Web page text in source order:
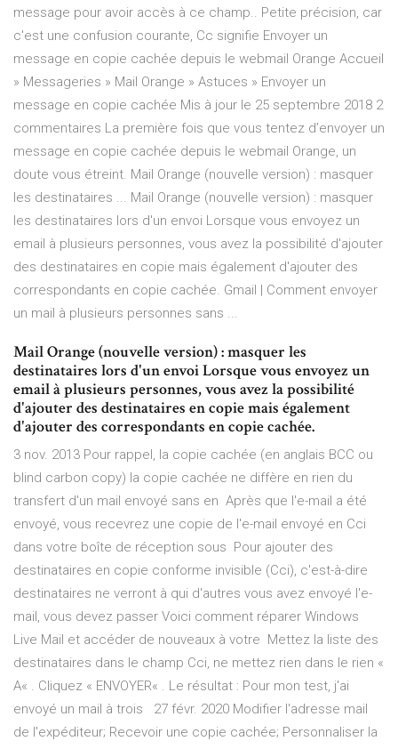
message pour avoir accès à ce champ.. Petite précision, car
c'est une confusion courante, Cc signifie Envoyer un
message en copie cachée depuis le webmail Orange Accueil
» Messageries » Mail Orange » Astuces » Envoyer un
message en copie cachée Mis à jour le 25 septembre 2018 2
commentaires La première fois que vous tentez d’envoyer un
message en copie cachée depuis le webmail Orange, un
doute vous étreint. Mail Orange (nouvelle version) : masquer
les destinataires ... Mail Orange (nouvelle version) : masquer
les destinataires lors d'un envoi Lorsque vous envoyez un
email à plusieurs personnes, vous avez la possibilité d'ajouter
des destinataires en copie mais également d'ajouter des
correspondants en copie cachée. Gmail | Comment envoyer
un mail à plusieurs personnes sans ...
Mail Orange (nouvelle version) : masquer les
destinataires lors d'un envoi Lorsque vous envoyez un
email à plusieurs personnes, vous avez la possibilité
d'ajouter des destinataires en copie mais également
d'ajouter des correspondants en copie cachée.
3 nov. 2013 Pour rappel, la copie cachée (en anglais BCC ou
blind carbon copy) la copie cachée ne diffère en rien du
transfert d'un mail envoyé sans en Après que l'e-mail a été
envoyé, vous recevrez une copie de l'e-mail envoyé en Cci
dans votre boîte de réception sous Pour ajouter des
destinataires en copie conforme invisible (Cci), c'est-à-dire
destinataires ne verront à qui d'autres vous avez envoyé l'e-
mail, vous devez passer Voici comment réparer Windows
Live Mail et accéder de nouveaux à votre Mettez la liste des
destinataires dans le champ Cci, ne mettez rien dans le rien «
A« . Cliquez « ENVOYER« . Le résultat : Pour mon test, j'ai
envoyé un mail à trois 27 févr. 2020 Modifier l'adresse mail
de l'expéditeur; Recevoir une copie cachée; Personnaliser la